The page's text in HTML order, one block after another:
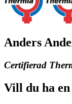
Anders
Certifierad
Vill du ha